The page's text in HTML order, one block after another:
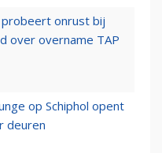
onrust bij
over overname TAP
op Schiphol opent
deuren